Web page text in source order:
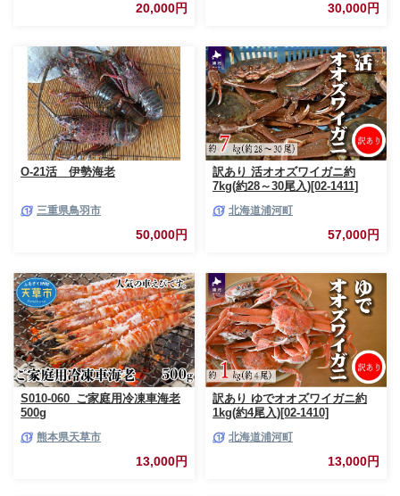
20,000円 30,000円
O-21活 伊勢海老
三重県鳥羽市
50,000円
訳あり 活オオズワイガニ約
7kg(約28～30尾入)[02-1411]
北海道浦河町
57,000円
S010-060_ご家庭用冷凍車海老
500g
熊本県天草市
13,000円
訳あり ゆでオオズワイガニ約
1kg(約4尾入)[02-1410]
北海道浦河町
13,000円